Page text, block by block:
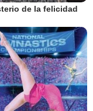
de la felicidad